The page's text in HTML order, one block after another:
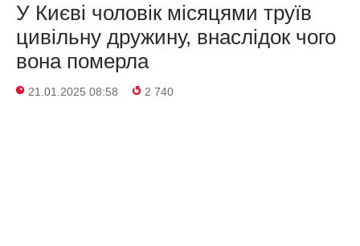
У Києві чоловік місяцями труїв
цивільну дружину, внаслідок чого
вона померла
21.01.2025 08:58 2 740